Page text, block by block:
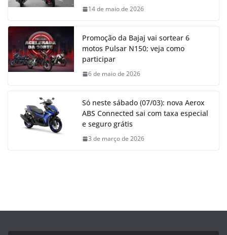
14 de maio de 2026
Promoção da Bajaj vai sortear 6
motos Pulsar N150; veja como
participar
6 de maio de 2026
Só neste sábado (07/03): nova Aerox
ABS Connected sai com taxa especial
e seguro grátis
3 de março de 2026